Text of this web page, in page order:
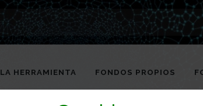
LA HERRAMIENTA FONDOS PROPIOS